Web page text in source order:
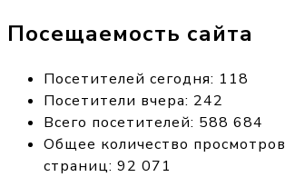
Посещаемость сайта
Посетителей сегодня: 118
Посетители вчера: 242
Всего посетителей: 588 684
Общее количество просмотров
страниц: 92 071